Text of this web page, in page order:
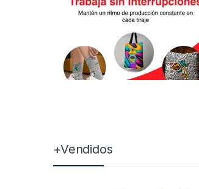
Brands Carousel
+Vendidos